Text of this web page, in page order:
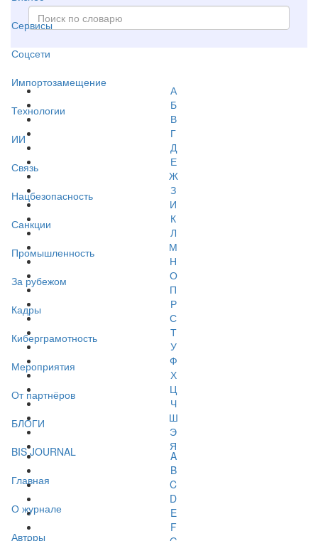
Сервисы
Соцсети
Импортозамещение
Технологии
ИИ
Связь
Нацбезопасность
Санкции
Промышленность
За рубежом
Кадры
Киберграмотность
Мероприятия
От партнёров
БЛОГИ
BIS JOURNAL
Главная
О журнале
Авторы
А
Б
В
Г
Д
Е
Ж
З
И
К
Л
М
Н
О
П
Р
С
Т
У
Ф
Х
Ц
Ч
Ш
Э
Я
A
B
C
D
E
F